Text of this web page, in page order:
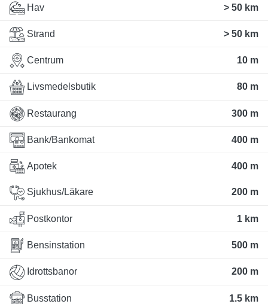
Hav > 50 km
Strand > 50 km
Centrum 10 m
Livsmedelsbutik 80 m
Restaurang 300 m
Bank/Bankomat 400 m
Apotek 400 m
Sjukhus/Läkare 200 m
Postkontor 1 km
Bensinstation 500 m
Idrottsbanor 200 m
Busstation 1.5 km